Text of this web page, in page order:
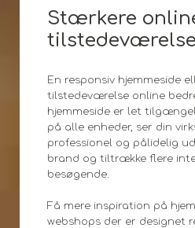
Stærkere
tilstedeværelse
En responsiv hjemmeside
tilstedeværelse online
hjemmeside er let
på alle enheder, ser din
professionel og pålidelig
brand og tiltrække flere
besøgende.
Få mere inspiration på
webshops der er designet